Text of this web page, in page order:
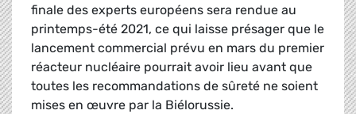
finale des experts européens sera rendue au
printemps-été 2021, ce qui laisse présager que le
lancement commercial prévu en mars du premier
réacteur nucléaire pourrait avoir lieu avant que
toutes les recommandations de sûreté ne soient
mises en œuvre par la Biélorussie.